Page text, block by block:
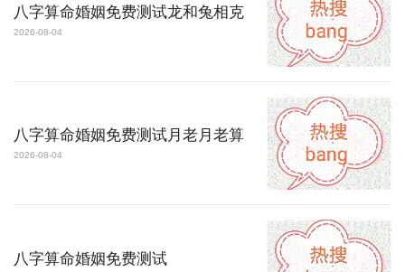
八字算命婚姻免费测试龙和兔相克
2026-08-04
八字算命婚姻免费测试月老月老算
2026-08-04
八字算命婚姻免费测试